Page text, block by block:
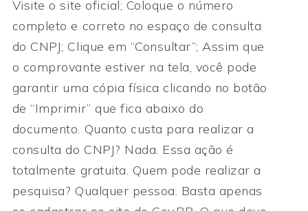
Visite o site oficial; Coloque o número
completo e correto no espaço de consulta
do CNPJ; Clique em “Consultar”; Assim que
o comprovante estiver na tela, você pode
garantir uma cópia física clicando no botão
de “Imprimir” que fica abaixo do
documento. Quanto custa para realizar a
consulta do CNPJ? Nada. Essa ação é
totalmente gratuita. Quem pode realizar a
pesquisa? Qualquer pessoa. Basta apenas